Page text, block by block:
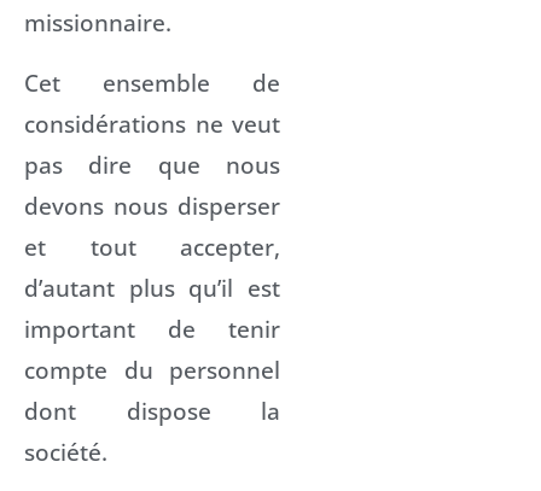
missionnaire.
Cet ensemble de
considérations ne veut
pas dire que nous
devons nous disperser
et tout accepter,
d’autant plus qu’il est
important de tenir
compte du personnel
dont dispose la
société.